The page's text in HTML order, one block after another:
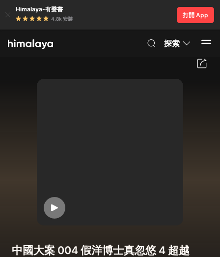
Himalaya-有聲書
4.8k 安裝
打開 App
探索
中國大案 004 假洋博士真忽悠 4 超越